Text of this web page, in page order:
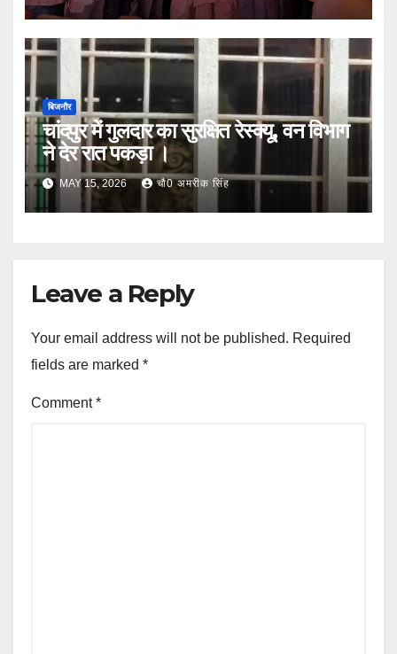
बिजनौर
चांदपुर में गुलदार का सुरक्षित रेस्क्यू, वन विभाग
ने देर रात पकड़ा ।
MAY 15, 2026 चौ0 अमरीक सिंह
Leave a Reply
Your email address will not be published. Required
fields are marked *
Comment*